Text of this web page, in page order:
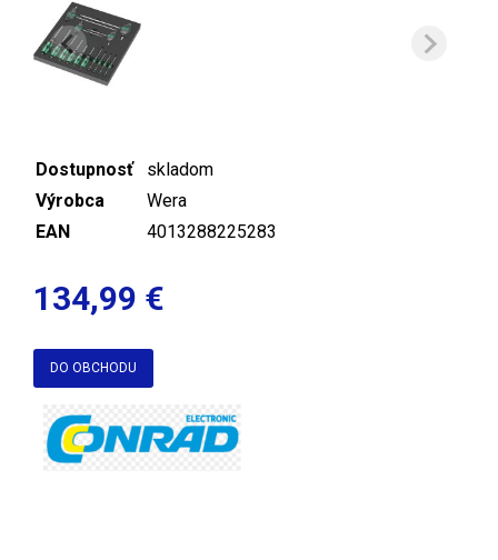
Dostupnosť
skladom
Výrobca
Wera
EAN
4013288225283
134,99 €
DO OBCHODU